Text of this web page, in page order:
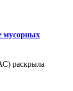
мусорных
раскрыла